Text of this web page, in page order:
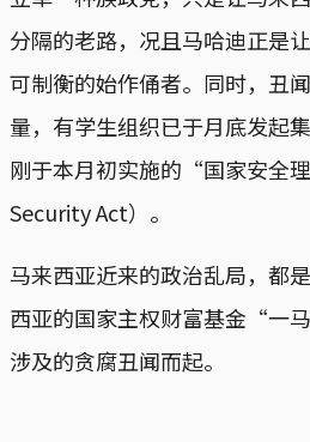
分隔的老路，况且马哈迪正是
可制衡的始作俑者。同时，丑
量，有学生组织已于月底发起
刚于本月初实施的“国家安全
Security Act）。
马来西亚近来的政治乱局，
西亚的国家主权财富基金“
涉及的贪腐丑闻而起。